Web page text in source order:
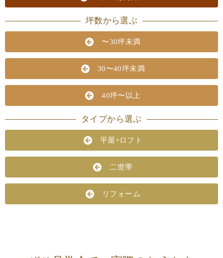
坪数から選ぶ
〜30坪未満
30〜40坪未満
40坪〜以上
タイプから選ぶ
平屋+ロフト
二世帯
リフォーム